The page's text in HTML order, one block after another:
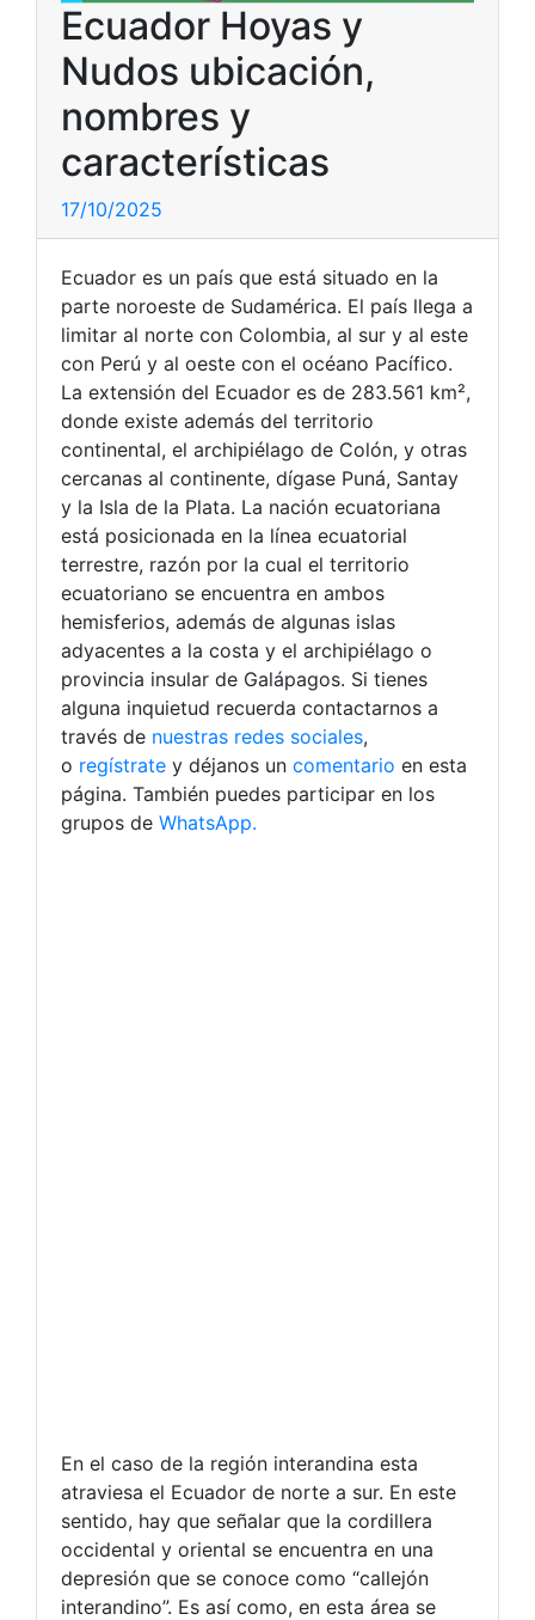
Ecuador Hoyas y
Nudos ubicación,
nombres y
características
17/10/2025
Ecuador es un país que está situado en la
parte noroeste de Sudamérica. El país llega a
limitar al norte con Colombia, al sur y al este
con Perú y al oeste con el océano Pacífico.
La extensión del Ecuador es de 283.561 km²,
donde existe además del territorio
continental, el archipiélago de Colón, y otras
cercanas al continente, dígase Puná, Santay
y la Isla de la Plata. La nación ecuatoriana
está posicionada en la línea ecuatorial
terrestre, razón por la cual el territorio
ecuatoriano se encuentra en ambos
hemisferios, además de algunas islas
adyacentes a la costa y el archipiélago o
provincia insular de Galápagos. Si tienes
alguna inquietud recuerda contactarnos a
través de nuestras redes sociales,
o regístrate y déjanos un comentario en esta
página. También puedes participar en los
grupos de WhatsApp.
En el caso de la región interandina esta
atraviesa el Ecuador de norte a sur. En este
sentido, hay que señalar que la cordillera
occidental y oriental se encuentra en una
depresión que se conoce como “callejón
interandino”. Es así como, en esta área se